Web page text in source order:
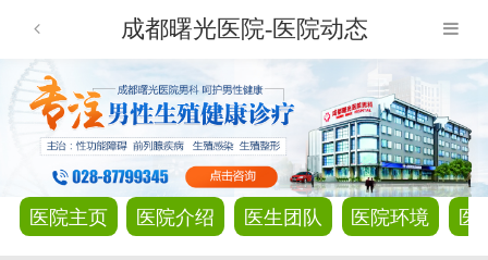
成都曙光医院-医院动态
医院主页 医院介绍 医生团队 医院环境 医